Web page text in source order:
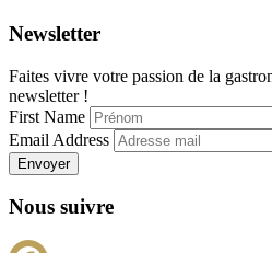
Newsletter
Faites vivre votre passion de la
newsletter !
First Name
Email Address
Envoyer
Nous suivre